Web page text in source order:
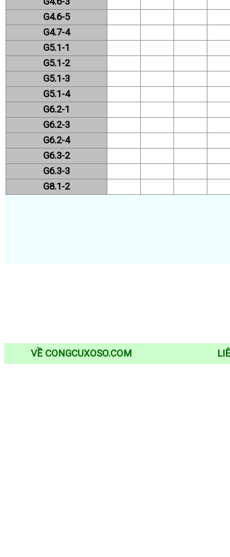
G4.6-5
G4.7-4
G5.1-1
G5.1-2
G5.1-3
G5.1-4
G6.2-1
G6.2-3
G6.2-4
G6.3-2
G6.3-3
G8.1-2
VỀ CONGCUXOSO.COM